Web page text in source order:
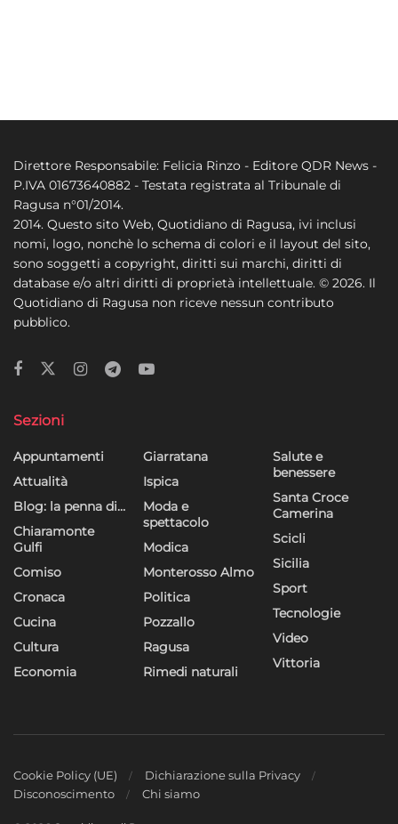
Direttore Responsabile: Felicia Rinzo - Editore QDR News -
P.IVA 01673640882 - Testata registrata al Tribunale di
Ragusa n°01/2014.
2014. Questo sito Web, Quotidiano di Ragusa, ivi inclusi
nomi, logo, nonchè lo schema di colori e il layout del sito,
sono soggetti a copyright, diritti sui marchi, diritti di
database e/o altri diritti di proprietà intellettuale. © 2026. Il
Quotidiano di Ragusa non riceve nessun contributo
pubblico.
Sezioni
Appuntamenti
Attualità
Blog: la penna di…
Chiaramonte
Gulfi
Comiso
Cronaca
Cucina
Cultura
Economia
Giarratana
Ispica
Moda e
spettacolo
Modica
Monterosso Almo
Politica
Pozzallo
Ragusa
Rimedi naturali
Salute e
benessere
Santa Croce
Camerina
Scicli
Sicilia
Sport
Tecnologie
Video
Vittoria
Cookie Policy (UE)
Dichiarazione sulla Privacy
Disconoscimento
Chi siamo